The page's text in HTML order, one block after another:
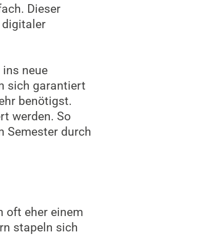
Dieser
neue
sich garantiert
benötigst.
werden. So
Semester durch
oft eher einem
stapeln sich